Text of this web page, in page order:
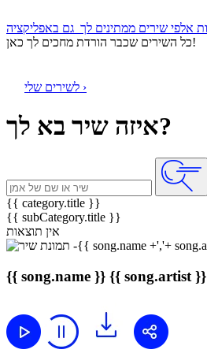
כל השירים שכבר הורדת מחכים לך כאן!
לשירים שלי ›
איזה שיר בא לך?
{{ category.title }}
{{ subCategory.title }}
אין תוצאות
{{ song.name }} {{ song.artist }}